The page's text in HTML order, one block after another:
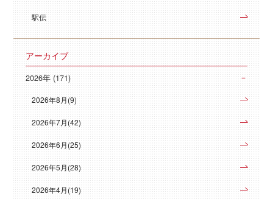
駅伝
アーカイブ
2026年 (171)
2026年8月(9)
2026年7月(42)
2026年6月(25)
2026年5月(28)
2026年4月(19)